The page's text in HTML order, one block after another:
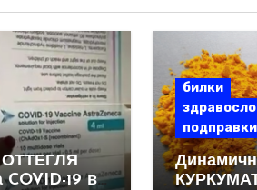
ОТТЕГЛЯ
COVID-19 в
билки
подправки